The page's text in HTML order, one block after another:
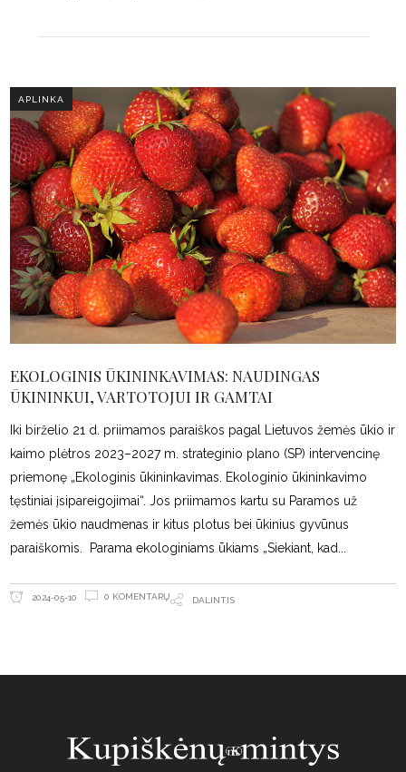
APLINKA
EKOLOGINIS ŪKININKAVIMAS: NAUDINGAS
ŪKININKUI, VARTOTOJUI IR GAMTAI
Iki birželio 21 d. priimamos paraiškos pagal Lietuvos žemės ūkio ir
kaimo plėtros 2023–2027 m. strateginio plano (SP) intervencinę
priemonę „Ekologinis ūkininkavimas. Ekologinio ūkininkavimo
tęstiniai įsipareigojimai“. Jos priimamos kartu su Paramos už
žemės ūkio naudmenas ir kitus plotus bei ūkinius gyvūnus
paraiškomis. Parama ekologiniams ūkiams „Siekiant, kad
2024-05-10 0 KOMENTARŲ DALINTIS